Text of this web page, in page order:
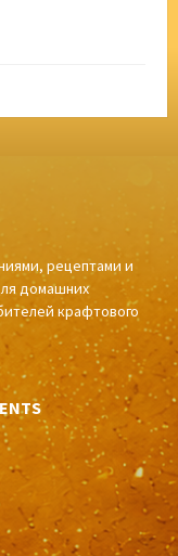
рецептами и
домашних
крафтового